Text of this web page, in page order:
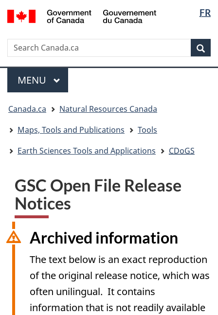
Skip
to
Skip
to
Switch
to
version
FR
Search
Search
Canada.ca
Menu
MAIN
MENU
are
here:
Canada.ca
Natural Resources Canada
Maps, Tools and Publications
Tools
Earth Sciences Tools and Applications
CDoGS
GSC Open File Release
Notices
Archived information
The text below is an exact reproduction
of the original release notice, which was
often unilingual. It contains
information that is not readily available